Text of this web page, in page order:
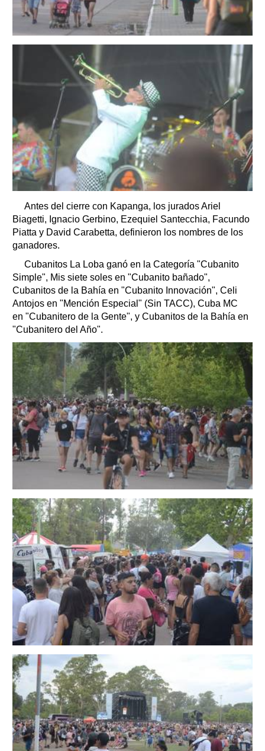
Antes del cierre con Kapanga, los jurados Ariel
Biagetti, Ignacio Gerbino, Ezequiel Santecchia, Facundo
Piatta y David Carabetta, definieron los nombres de los
ganadores.
Cubanitos La Loba ganó en la Categoría "Cubanito
Simple", Mis siete soles en "Cubanito bañado",
Cubanitos de la Bahía en "Cubanito Innovación", Celi
Antojos en "Mención Especial" (Sin TACC), Cuba MC
en "Cubanitero de la Gente", y Cubanitos de la Bahía en
"Cubanitero del Año".